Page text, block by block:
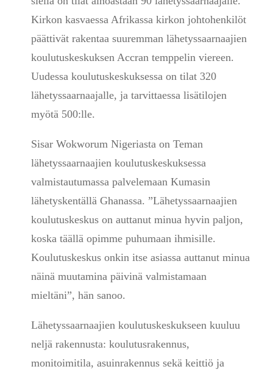
Kirkon kasvaessa Afrikassa kirkon johtohenkilöt
päättivät rakentaa suuremman lähetyssaarnaajien
koulutuskeskuksen Accran temppelin viereen.
Uudessa koulutuskeskuksessa on tilat 320
lähetyssaarnaajalle, ja tarvittaessa lisätilojen
myötä 500:lle.
Sisar Wokworum Nigeriasta on Teman
lähetyssaarnaajien koulutuskeskuksessa
valmistautumassa palvelemaan Kumasin
lähetyskentällä Ghanassa. ”Lähetyssaarnaajien
koulutuskeskus on auttanut minua hyvin paljon,
koska täällä opimme puhumaan ihmisille.
Koulutuskeskus onkin itse asiassa auttanut minua
näinä muutamina päivinä valmistamaan
mieltäni”, hän sanoo.
Lähetyssaarnaajien koulutuskeskukseen kuuluu
neljä rakennusta: koulutusrakennus,
monitoimitila, asuinrakennus sekä keittiö ja